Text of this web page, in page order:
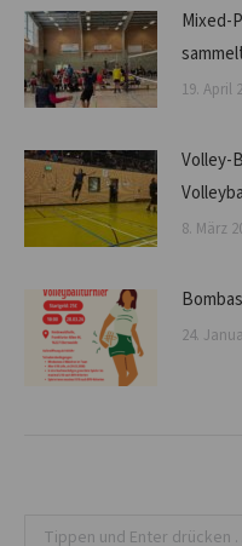
Mixed-
19. April
Volley-
8. März
24.
Search: